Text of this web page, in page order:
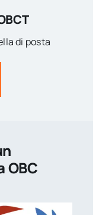
di posta
OBC